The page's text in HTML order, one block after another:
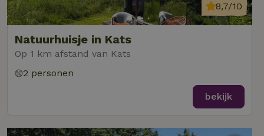
Natuurhuisje in Kats
Op 1 km afstand van Kats
8,7/10
2 personen
bekijk